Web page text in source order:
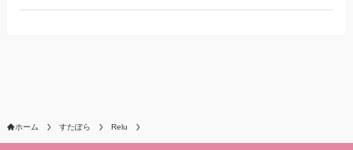
ホーム すたぽら Relu